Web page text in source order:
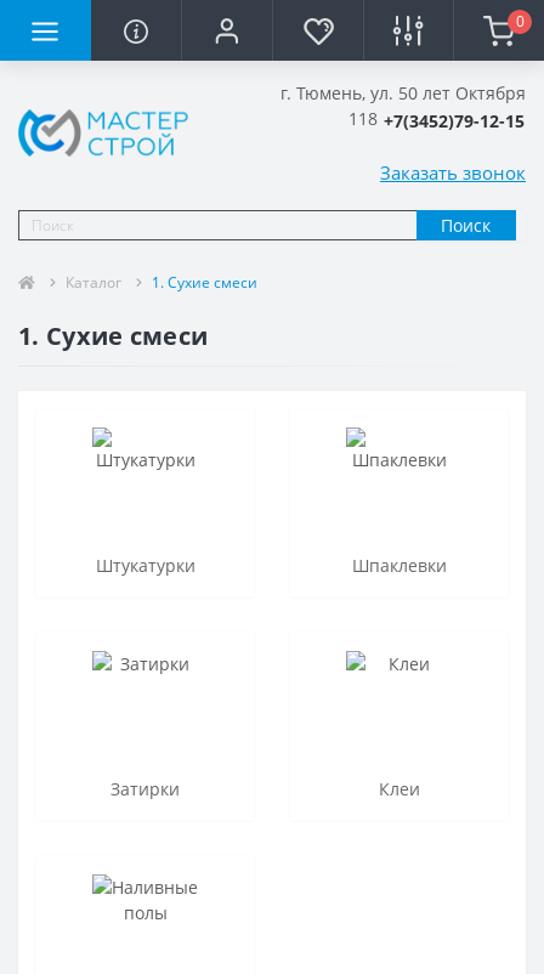
0
Поиск
г. Тюмень, ул. 50 лет Октября
118 +7(3452)79-12-15
Заказать звонок
Каталог 1. Сухие смеси
1. Сухие смеси
Штукатурки Шпаклевки
Затирки Клеи